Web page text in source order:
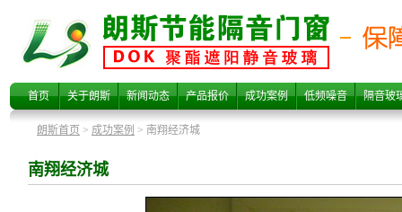
南翔经济城
首页 关于朗斯 新闻动态 产品报价 成功案例 低频噪音 隔音玻
朗斯首页 > 成功案例 > 南翔经济城
南翔经济城